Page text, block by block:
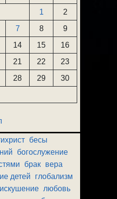
1
2
7 8
9
14 15
16
21 22
23
28 29
30
бесы
богослужение
брак вера
детей
глобализм
искушение любовь